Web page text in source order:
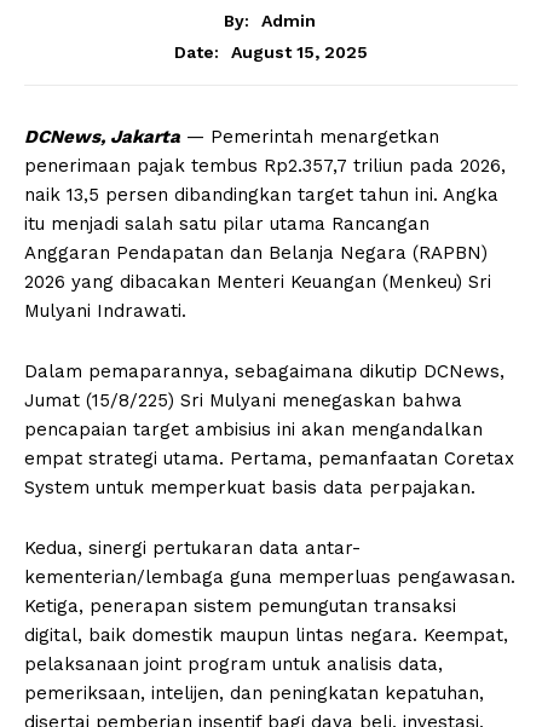
By:
Admin
Date:
August 15, 2025
DCNews, Jakarta — Pemerintah menargetkan
penerimaan pajak tembus Rp2.357,7 triliun pada 2026,
naik 13,5 persen dibandingkan target tahun ini. Angka
itu menjadi salah satu pilar utama Rancangan
Anggaran Pendapatan dan Belanja Negara (RAPBN)
2026 yang dibacakan Menteri Keuangan (Menkeu) Sri
Mulyani Indrawati.
Dalam pemaparannya, sebagaimana dikutip DCNews,
Jumat (15/8/225) Sri Mulyani menegaskan bahwa
pencapaian target ambisius ini akan mengandalkan
empat strategi utama. Pertama, pemanfaatan Coretax
System untuk memperkuat basis data perpajakan.
Kedua, sinergi pertukaran data antar-
kementerian/lembaga guna memperluas pengawasan.
Ketiga, penerapan sistem pemungutan transaksi
digital, baik domestik maupun lintas negara. Keempat,
pelaksanaan joint program untuk analisis data,
pemeriksaan, intelijen, dan peningkatan kepatuhan,
disertai pemberian insentif bagi daya beli, investasi,